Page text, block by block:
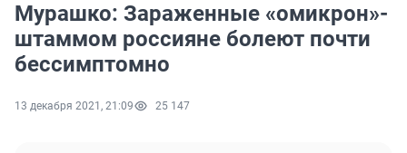
Мурашко: Зараженные «омикрон»-
штаммом россияне болеют почти
бессимптомно
13 декабря 2021, 21:09 25 147